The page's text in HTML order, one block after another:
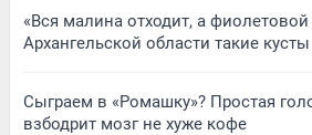
«Вся малина отходит, а
Архангельской области такие
Сыграем в «Ромашку»? Простая
взбодрит мозг не хуже кофе